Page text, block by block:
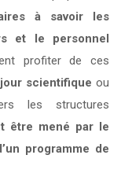
à savoir les
et le personnel
profiter de ces
scientifique ou
les structures
être mené par le
programme de